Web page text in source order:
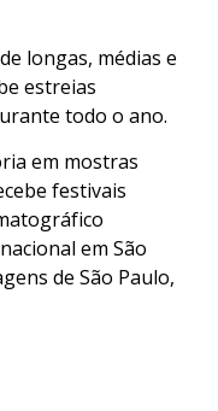
longas, médias e
estreias
todo o ano.
em mostras
festivais
em São
de São Paulo,